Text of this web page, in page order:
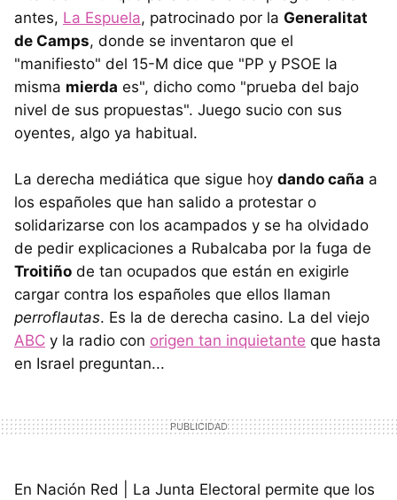
antes, La Espuela, patrocinado por la Generalitat
de Camps, donde se inventaron que el
"manifiesto" del 15-M dice que "PP y PSOE la
misma mierda es", dicho como "prueba del bajo
nivel de sus propuestas". Juego sucio con sus
oyentes, algo ya habitual.
La derecha mediática que sigue hoy dando caña a
los españoles que han salido a protestar o
solidarizarse con los acampados y se ha olvidado
de pedir explicaciones a Rubalcaba por la fuga de
Troitiño de tan ocupados que están en exigirle
cargar contra los españoles que ellos llaman
perroflautas. Es la de derecha casino. La del viejo
ABC y la radio con origen tan inquietante que hasta
en Israel preguntan...
En Nación Red | La Junta Electoral permite que los